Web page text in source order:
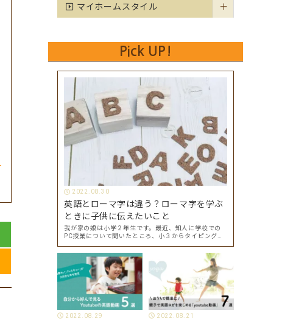
マイホームスタイル
Pick UP!
2022.08.30
英語とローマ字は違う？ローマ字を学ぶ
ときに子供に伝えたいこと
我が家の娘は小学２年生です。最近、知人に学校での
PC授業について聞いたところ、小３からタイピングを
よ、ということでした。 その話を聞いた娘は「私もや
ってみたい」ということでタイピングを始めたので…
2022.08.29 2022.08.21